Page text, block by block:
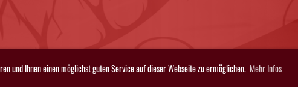
und Ihnen einen möglichst guten Service auf dieser Webseite zu ermöglichen. Mehr Infos